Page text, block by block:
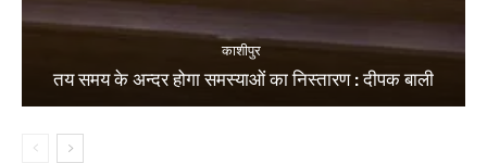
काशीपुर
तय समय के अन्दर होगा समस्याओं का निस्तारण : दीपक बाली